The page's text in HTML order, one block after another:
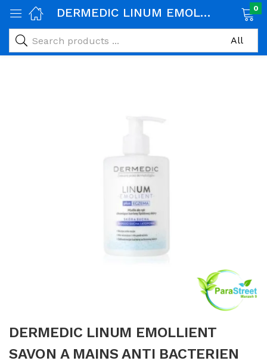
DERMEDIC LINUM EMOLLIENT SAVON A MAINS ANTI BACTERIEN 300ML 0
DERMEDIC LINUM EMOLLIENT
SAVON A MAINS ANTI BACTERIEN